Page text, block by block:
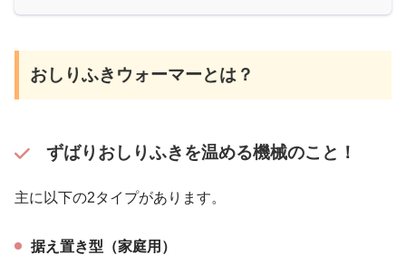
おしりふきウォーマーとは？
ずばりおしりふきを温める機械のこと！
主に以下の2タイプがあります。
据え置き型（家庭用）